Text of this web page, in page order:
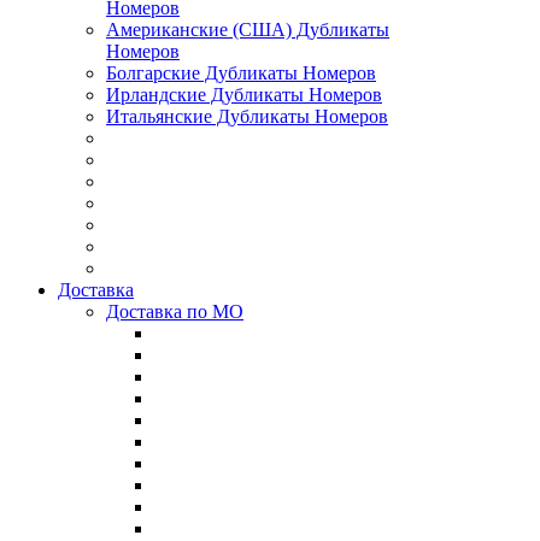
Номеров
Американские (США) Дубликаты
Номеров
Болгарские Дубликаты Номеров
Ирландские Дубликаты Номеров
Итальянские Дубликаты Номеров
Доставка
Доставка по МО